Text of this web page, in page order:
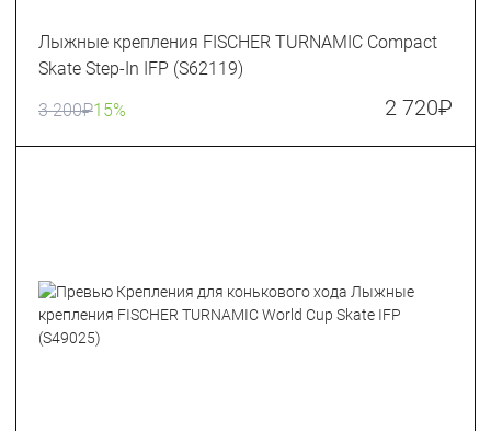
Лыжные крепления FISCHER TURNAMIC Сompact
Skate Step-In IFP (S62119)
3 200₽15% 2 720₽